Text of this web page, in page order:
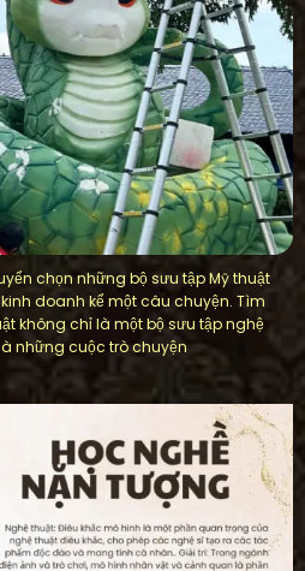
chọn những bộ sưu tập Mỹ thuật
doanh kể một câu chuyện. Tìm
không chỉ là một bộ sưu tập nghệ
những cuộc trò chuyện